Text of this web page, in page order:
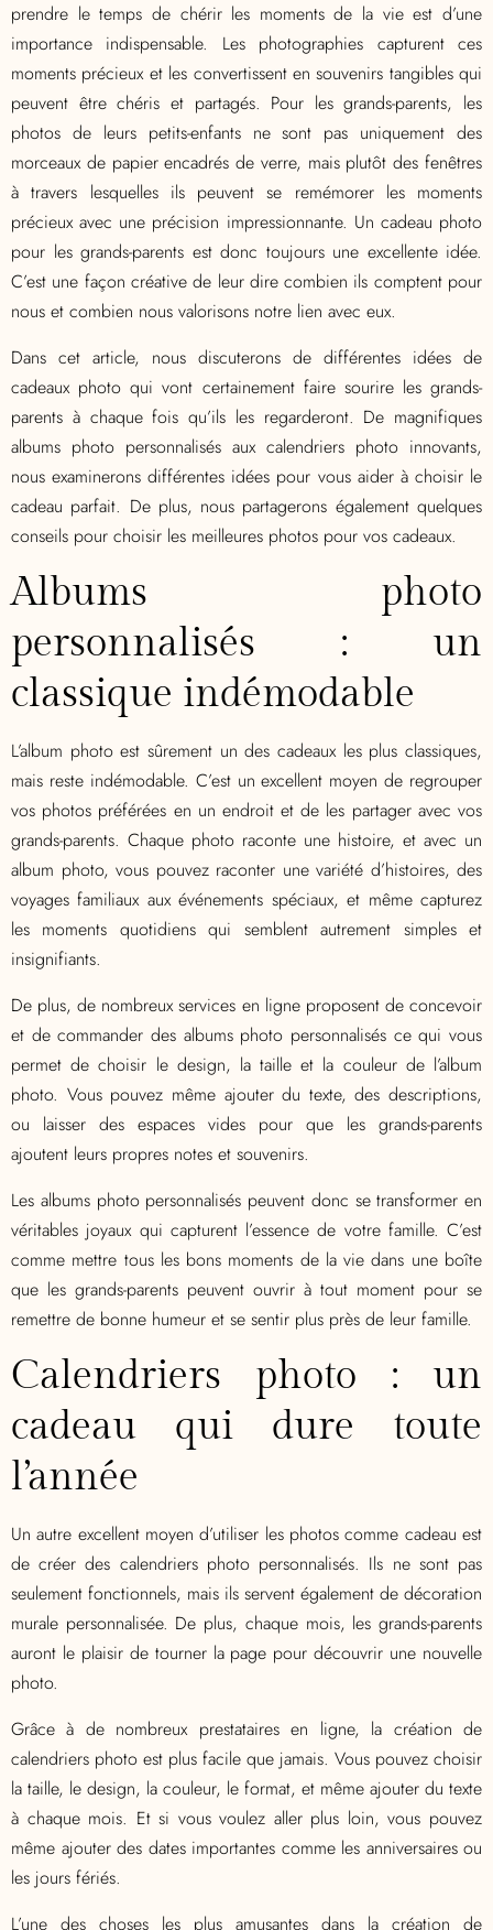
prendre le temps de chérir les moments de la vie est d’une
importance indispensable. Les photographies capturent ces
moments précieux et les convertissent en souvenirs tangibles qui
peuvent être chéris et partagés. Pour les grands-parents, les
photos de leurs petits-enfants ne sont pas uniquement des
morceaux de papier encadrés de verre, mais plutôt des fenêtres
à travers lesquelles ils peuvent se remémorer les moments
précieux avec une précision impressionnante. Un cadeau photo
pour les grands-parents est donc toujours une excellente idée.
C’est une façon créative de leur dire combien ils comptent pour
nous et combien nous valorisons notre lien avec eux.
Dans cet article, nous discuterons de différentes idées de
cadeaux photo qui vont certainement faire sourire les grands-
parents à chaque fois qu’ils les regarderont. De magnifiques
albums photo personnalisés aux calendriers photo innovants,
nous examinerons différentes idées pour vous aider à choisir le
cadeau parfait. De plus, nous partagerons également quelques
conseils pour choisir les meilleures photos pour vos cadeaux.
Albums photo
personnalisés : un
classique indémodable
L’album photo est sûrement un des cadeaux les plus classiques,
mais reste indémodable. C’est un excellent moyen de regrouper
vos photos préférées en un endroit et de les partager avec vos
grands-parents. Chaque photo raconte une histoire, et avec un
album photo, vous pouvez raconter une variété d’histoires, des
voyages familiaux aux événements spéciaux, et même capturez
les moments quotidiens qui semblent autrement simples et
insignifiants.
De plus, de nombreux services en ligne proposent de concevoir
et de commander des albums photo personnalisés ce qui vous
permet de choisir le design, la taille et la couleur de l’album
photo. Vous pouvez même ajouter du texte, des descriptions,
ou laisser des espaces vides pour que les grands-parents
ajoutent leurs propres notes et souvenirs.
Les albums photo personnalisés peuvent donc se transformer en
véritables joyaux qui capturent l’essence de votre famille. C’est
comme mettre tous les bons moments de la vie dans une boîte
que les grands-parents peuvent ouvrir à tout moment pour se
remettre de bonne humeur et se sentir plus près de leur famille.
Calendriers photo : un
cadeau qui dure toute
l’année
Un autre excellent moyen d’utiliser les photos comme cadeau est
de créer des calendriers photo personnalisés. Ils ne sont pas
seulement fonctionnels, mais ils servent également de décoration
murale personnalisée. De plus, chaque mois, les grands-parents
auront le plaisir de tourner la page pour découvrir une nouvelle
photo.
Grâce à de nombreux prestataires en ligne, la création de
calendriers photo est plus facile que jamais. Vous pouvez choisir
la taille, le design, la couleur, le format, et même ajouter du texte
à chaque mois. Et si vous voulez aller plus loin, vous pouvez
même ajouter des dates importantes comme les anniversaires ou
les jours fériés.
L’une des choses les plus amusantes dans la création de